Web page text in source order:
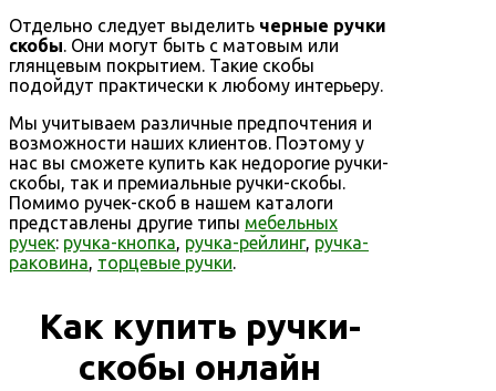
Отдельно следует выделить черные ручки
скобы. Они могут быть с матовым или
глянцевым покрытием. Такие скобы
подойдут практически к любому интерьеру.
Мы учитываем различные предпочтения и
возможности наших клиентов. Поэтому у
нас вы сможете купить как недорогие ручки-
скобы, так и премиальные ручки-скобы.
Помимо ручек-скоб в нашем каталоги
представлены другие типы мебельных
ручек: ручка-кнопка, ручка-рейлинг, ручка-
раковина, торцевые ручки.
Как купить ручки-
скобы онлайн